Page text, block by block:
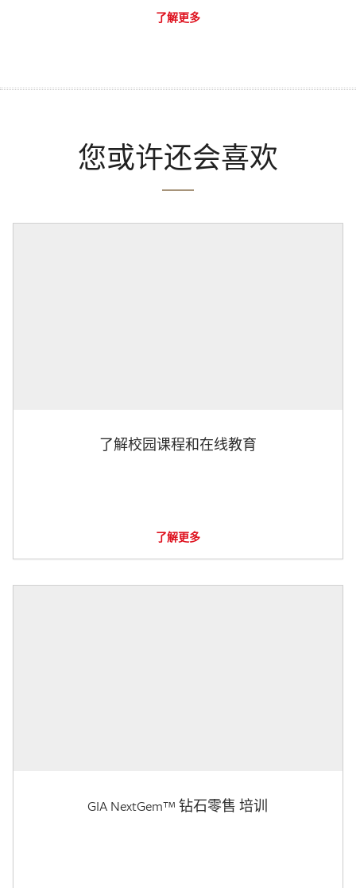
了解更多
您或许还会喜欢
了解校园课程和在线教育
了解更多
GIA NextGem™ 钻石零售 培训